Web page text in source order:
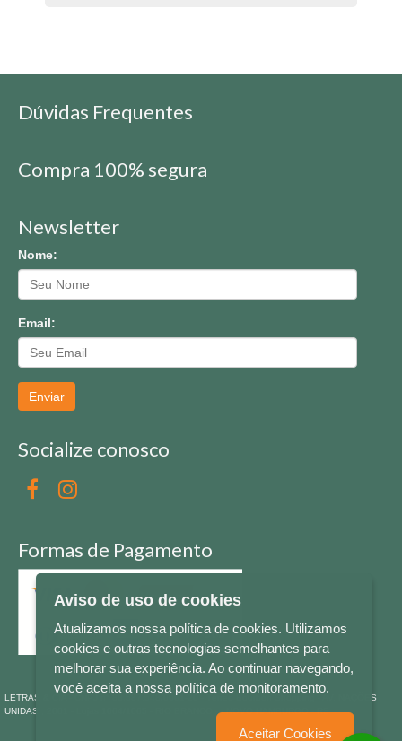
Dúvidas Frequentes
Compra 100% segura
Newsletter
Nome:
Email:
Enviar
Socialize conosco
Formas de Pagamento
LETRAS & CIA - CNPJ n° 88.587.548/0001-20 - Térreo Bourbon Shopping - AV. NAÇÕES
UNIDAS , 2001 - Lojas 1064/1065 - RIO BRANCO - - NOVO HAMBURGO - RS
Aviso de uso de cookies
Atualizamos nossa política de cookies. Utilizamos
cookies e outras tecnologias semelhantes para
melhorar sua experiência. Ao continuar navegando,
você aceita a nossa política de monitoramento.
Aceitar Cookies